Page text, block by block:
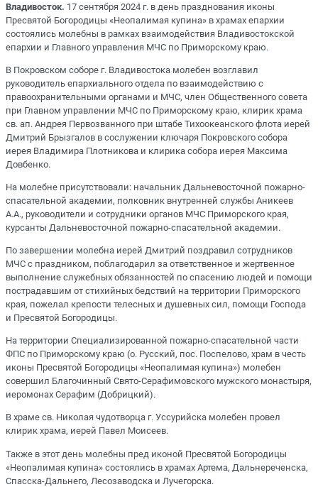
Владивосток. 17 сентября 2024 г. в день празднования иконы
Пресвятой Богородицы «Неопалимая купина» в храмах епархии
состоялись молебны в рамках взаимодействия Владивостокской
епархии и Главного управления МЧС по Приморскому краю.
В Покровском соборе г. Владивостока молебен возглавил
руководитель епархиального отдела по взаимодействию с
правоохранительными органами и МЧС, член Общественного совета
при Главном управлении МЧС по Приморскому краю, клирик храма
св. ап. Андрея Первозванного при штабе Тихоокеанского флота иерей
Дмитрий Брызгалов в сослужении ключаря Покровского собора
иерея Владимира Плотникова и клирика собора иерея Максима
Довбенко.
На молебне присутствовали: начальник Дальневосточной пожарно-
спасательной академии, полковник внутренней службы Аникеев
А.А., руководители и сотрудники органов МЧС Приморского края,
курсанты Дальневосточной пожарно-спасательной академии.
По завершении молебна иерей Дмитрий поздравил сотрудников
МЧС с праздником, поблагодарил за ответственное и жертвенное
выполнение служебных обязанностей по спасению людей и помощи
пострадавшим от стихийных бедствий на территории Приморского
края, пожелал крепости телесных и душевных сил, помощи Господа
и Пресвятой Богородицы.
На территории Специализированной пожарно-спасательной части
ФПС по Приморскому краю (о. Русский, пос. Поспелово, храм в честь
иконы Пресвятой Богородицы «Неопалимая купина») молебен
совершил Благочинный Свято-Серафимовского мужского монастыря,
иеромонах Серафим (Добрицкий).
В храме св. Николая чудотворца г. Уссурийска молебен провел
клирик храма, иерей Павел Моисеев.
Также в этот день молебны пред иконой Пресвятой Богородицы
«Неопалимая купина» состоялись в храмах Артема, Дальнереченска,
Спасска-Дальнего, Лесозаводска и Лучегорска.